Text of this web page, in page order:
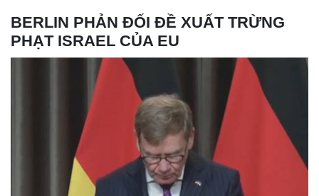
BERLIN PHẢN ĐỐI ĐỀ XUẤT TRỪNG
PHẠT ISRAEL CỦA EU